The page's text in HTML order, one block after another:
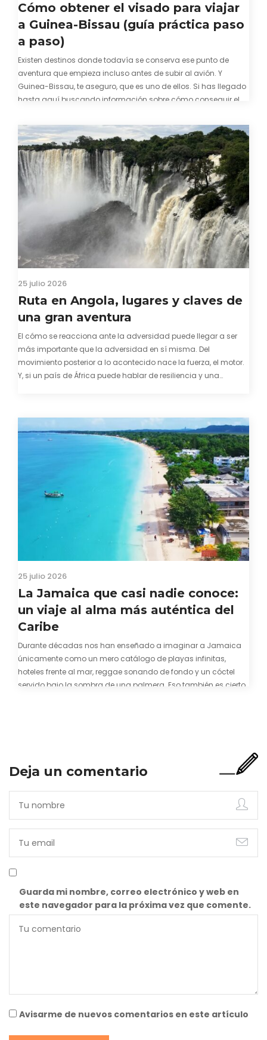
Cómo obtener el visado para viajar
a Guinea-Bissau (guía práctica paso
a paso)
Existen destinos donde todavía se conserva ese punto de
aventura que empieza incluso antes de subir al avión. Y
Guinea-Bissau, te aseguro, que es uno de ellos. Si has llegado
hasta aquí buscando información sobre cómo conseguir el
hayas encontrado con que…
25 julio 2026
Ruta en Angola, lugares y claves de
una gran aventura
El cómo se reacciona ante la adversidad puede llegar a ser
más importante que la adversidad en sí misma. Del
movimiento posterior a lo acontecido nace la fuerza, el motor.
Y, si un país de África puede hablar de resiliencia y una
25 julio 2026
La Jamaica que casi nadie conoce:
un viaje al alma más auténtica del
Caribe
Durante décadas nos han enseñado a imaginar a Jamaica
únicamente como un mero catálogo de playas infinitas,
hoteles frente al mar, reggae sonando de fondo y un cóctel
servido bajo la sombra de una palmera. Eso también es cierto.
Deja un comentario
Guarda mi nombre, correo electrónico y web en
este navegador para la próxima vez que comente.
Avisarme de nuevos comentarios en este artículo